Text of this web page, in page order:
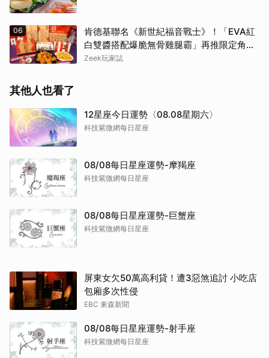
06
肯德基聯名《新世紀福音戰士》！「EVA紅
白雙醬搭配爆脆無骨雞腿霸」再推限定角色
卡、周邊必搶收
Zeek玩家誌
其他人也看了
12星座今日運勢〈08.08星期六〉
科技紫微網每日星座
08/08每日星座運勢-摩羯座
科技紫微網每日星座
08/08每日星座運勢-巨蟹座
科技紫微網每日星座
屏東女欠50萬高利貸！遭3惡煞追討 小吃店
包廂多次性侵
EBC 東森新聞
08/08每日星座運勢-射手座
科技紫微網每日星座
取消